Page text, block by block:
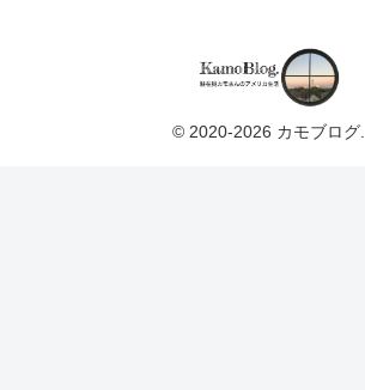
© 2020-2026 カモブログ.